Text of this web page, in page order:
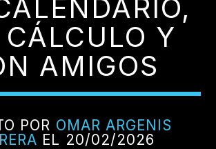
Y
AMIGOS
POR OMAR ARGENIS
EL 20/02/2026